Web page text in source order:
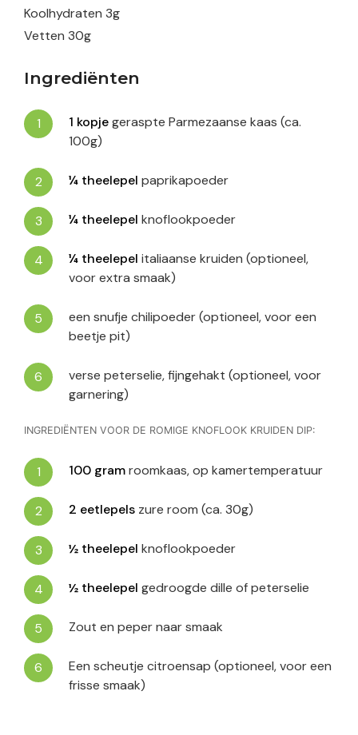
Koolhydraten 3g
Vetten 30g
Ingrediënten
1 kopjegeraspte Parmezaanse kaas (ca.
100g)
¼ theelepel paprikapoeder
¼ theelepel knoflookpoeder
¼ theelepel italiaanse kruiden (optioneel,
voor extra smaak)
een snufje chilipoeder (optioneel, voor een
beetje pit)
verse peterselie, fijngehakt (optioneel, voor
garnering)
INGREDIËNTEN VOOR DE ROMIGE KNOFLOOK KRUIDEN DIP:
100 gramroomkaas, op kamertemperatuur
2 eetlepels zure room (ca. 30g)
½ theelepel knoflookpoeder
½ theelepel gedroogde dille of peterselie
Zout en peper naar smaak
Een scheutje citroensap (optioneel, voor een
frisse smaak)